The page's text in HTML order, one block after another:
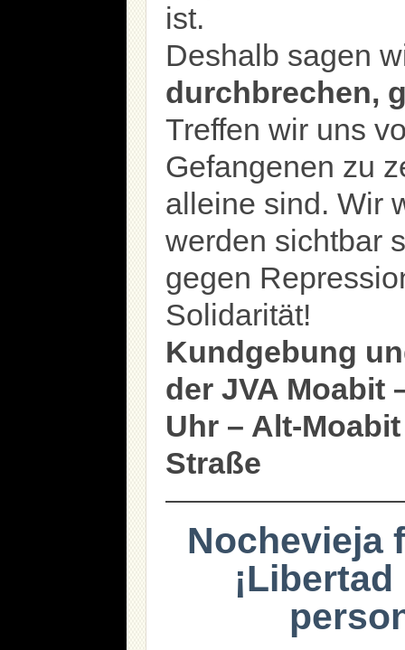
ist.
Deshalb sagen
durchbrechen,
Treffen wir uns
Gefangenen zu
alleine sind. Wir
werden sichtbar
gegen
Solidarität!
Kundgebung
der JVA Moabit
Uhr – Alt-
Straße
Nochevieja